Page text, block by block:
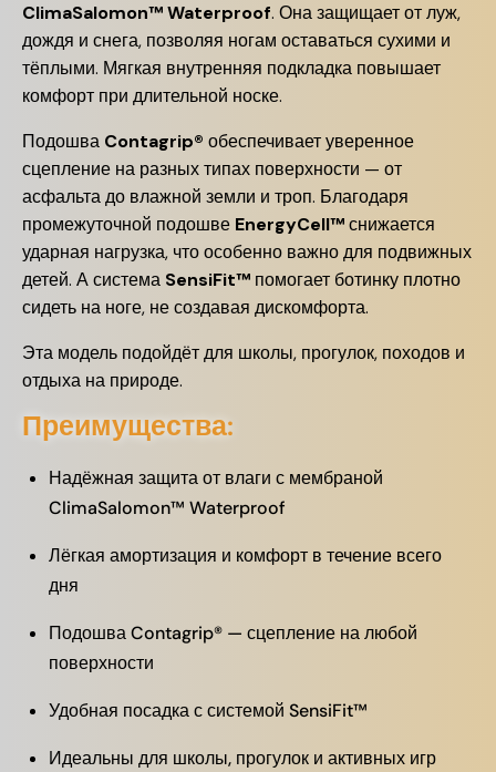
ClimaSalomon™ Waterproof. Она защищает от луж,
дождя и снега, позволяя ногам оставаться сухими и
тёплыми. Мягкая внутренняя подкладка повышает
комфорт при длительной носке.
Подошва Contagrip® обеспечивает уверенное
сцепление на разных типах поверхности — от
асфальта до влажной земли и троп. Благодаря
промежуточной подошве EnergyCell™снижается
ударная нагрузка, что особенно важно для подвижных
детей. А система SensiFit™ помогает ботинку плотно
сидеть на ноге, не создавая дискомфорта.
Эта модель подойдёт для школы, прогулок, походов и
отдыха на природе.
Преимущества:
Надёжная защита от влаги с мембраной
ClimaSalomon™ Waterproof
Лёгкая амортизация и комфорт в течение всего
дня
Подошва Contagrip® — сцепление на любой
поверхности
Удобная посадка с системой SensiFit™
Идеальны для школы, прогулок и активных игр